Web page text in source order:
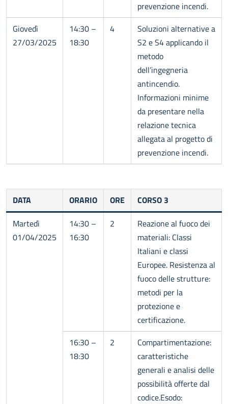
prevenzione incendi.
Giovedì
27/03/2025
14:30 –
18:30
4
Soluzioni alternative a
S2 e S4 applicando il
metodo
dell’ingegneria
antincendio.
Informazioni minime
da presentare nella
relazione tecnica
allegata al progetto di
prevenzione incendi.
DATA ORARIO ORE
CORSO 3
Martedì
01/04/2025
14:30 –
16:30
2
Reazione al fuoco dei
materiali: Classi
Italiani e classi
Europee. Resistenza al
fuoco delle strutture:
metodi per la
protezione e
certificazione.
16:30 –
18:30
2
Compartimentazione:
caratteristiche
generali e analisi delle
possibilità offerte dal
codice.Esodo: